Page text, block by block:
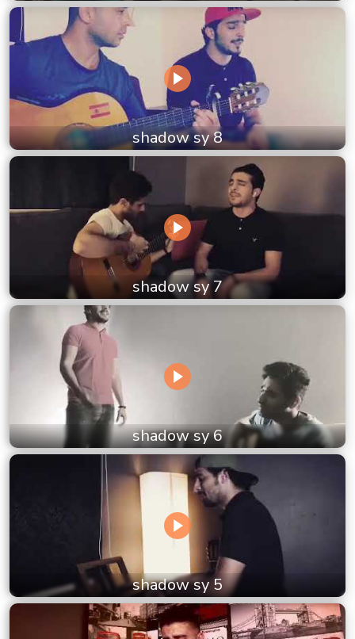
shadow sy 8
shadow sy 7
shadow sy 6
shadow sy 5